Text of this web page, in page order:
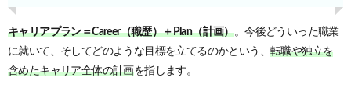
キャリアプラン＝Career（職歴）＋Plan（計画）。今後どういった職業
に就いて、そしてどのような目標を立てるのかという、 転職や独立を
含めたキャリア全体の計画を指します。